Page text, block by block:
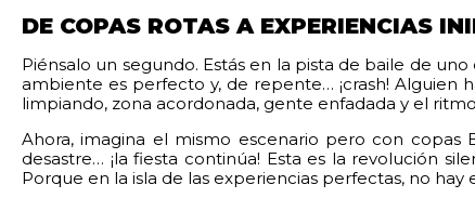
DE COPAS ROTAS A EXPERIENCIAS
Piénsalo un segundo. Estás en la pista de baile de
ambiente es perfecto y, de repente… ¡crash! Alguien
limpiando, zona acordonada, gente enfadada y el
Ahora, imagina el mismo escenario pero con copas
desastre… ¡la fiesta continúa! Esta es la revolución
Porque en la isla de las experiencias perfectas, no hay